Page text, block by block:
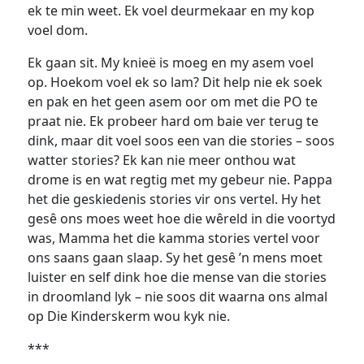
ek te min weet. Ek voel deurmekaar en my kop
voel dom.
Ek gaan sit. My knieë is moeg en my asem voel
op. Hoekom voel ek so lam? Dit help nie ek soek
en pak en het geen asem oor om met die PO te
praat nie. Ek probeer hard om baie ver terug te
dink, maar dit voel soos een van die stories – soos
watter stories? Ek kan nie meer onthou wat
drome is en wat regtig met my gebeur nie. Pappa
het die geskiedenis stories vir ons vertel. Hy het
gesê ons moes weet hoe die wêreld in die voortyd
was, Mamma het die kamma stories vertel voor
ons saans gaan slaap. Sy het gesê ’n mens moet
luister en self dink hoe die mense van die stories
in droomland lyk – nie soos dit waarna ons almal
op Die Kinderskerm wou kyk nie.
***